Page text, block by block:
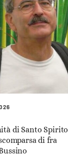
di Santo Spirito
di fra